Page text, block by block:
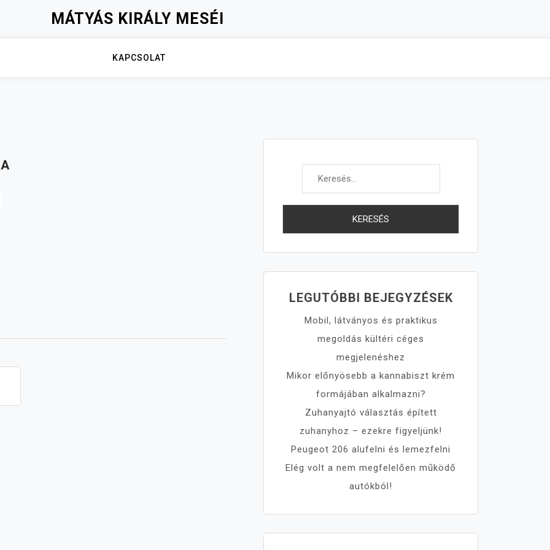
MÁTYÁS KIRÁLY MESÉI
KAPCSOLAT
Keresés:
LEGUTÓBBI BEJEGYZÉSEK
Mobil, látványos és praktikus
megoldás kültéri céges
megjelenéshez
Mikor előnyösebb a kannabiszt krém
formájában alkalmazni?
Zuhanyajtó választás épített
zuhanyhoz – ezekre figyeljünk!
Peugeot 206 alufelni és lemezfelni
Elég volt a nem megfelelően működő
autókból!